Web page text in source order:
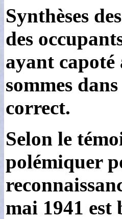
Synthèses
des
ayant
sommes
correct.
Selon le
polémiquer
mai 1941 est